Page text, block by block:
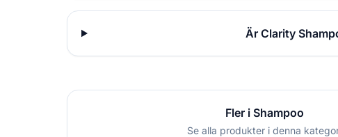
Är Clarity
Fler i Shampoo
Se alla produkter i denna